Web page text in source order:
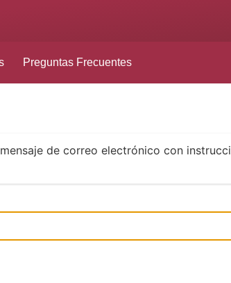
Preguntas Frecuentes
de correo electrónico con